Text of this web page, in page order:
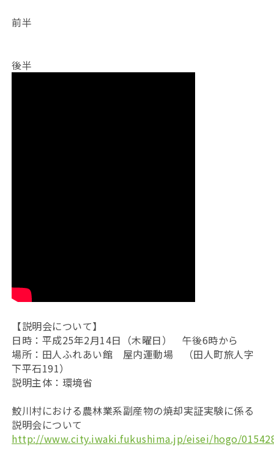
前半
後半
【説明会について】
日時：平成25年2月14日（木曜日） 午後6時から
場所：田人ふれあい館 屋内運動場 （田人町旅人字
下平石191）
説明主体：環境省
鮫川村における農林業系副産物の焼却実証実験に係る
説明会について
http://www.city.iwaki.fukushima.jp/eisei/hogo/